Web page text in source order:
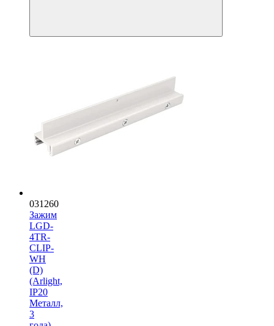
031260
Зажим
LGD-
4TR-
CLIP-
WH
(D)
(Arlight,
IP20
Металл,
3